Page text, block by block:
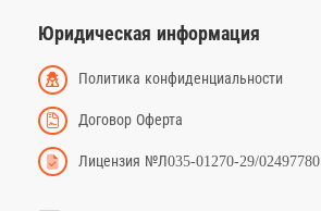
Юридическая информация
Политика конфиденциальности
Договор Оферта
Лицензия №Л035-01270-29/02497780